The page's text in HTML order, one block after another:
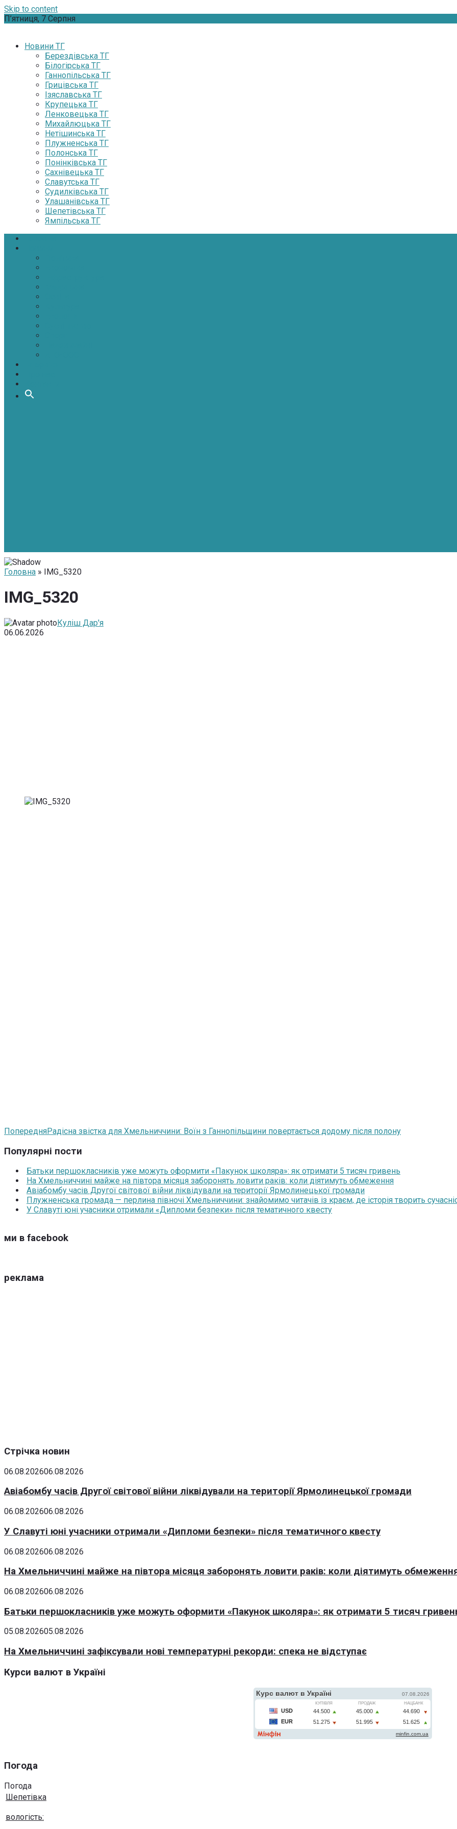
Skip to content
П’ятниця, 7 Серпня
Новини ТГ
Берездівська ТГ
Білогірська ТГ
Ганнопільська ТГ
Грицівська ТГ
Ізяславська ТГ
Крупецька ТГ
Ленковецька ТГ
Михайлюцька ТГ
Нетішинська ТГ
Плужненська ТГ
Полонська ТГ
Понінківська ТГ
Сахнівецька ТГ
Славутська ТГ
Судилківська ТГ
Улашанівська ТГ
Шепетівська ТГ
Ямпільська ТГ
Головна » IMG_5320
IMG_5320
Куліш Дар'я
06.06.2026
ПопередняРадісна звістка для Хмельниччини: Воїн з Ганнопільщини повертається додому після полону
Популярні пости
Батьки першокласників уже можуть оформити «Пакунок школяра»: як отримати 5 тисяч гривень
На Хмельниччині майже на півтора місяця заборонять ловити раків: коли діятимуть обмеження
Авіабомбу часів Другої світової війни ліквідували на території Ярмолинецької громади
Плужненська громада — перлина півночі Хмельниччини: знайомимо читачів із краєм, де історія творить
У Славуті юні учасники отримали «Дипломи безпеки» після тематичного квесту
ми в facebook
реклама
Стрічка новин
06.08.202606.08.2026
Авіабомбу часів Другої світової війни ліквідували на території Ярмолинецької громади
06.08.202606.08.2026
У Славуті юні учасники отримали «Дипломи безпеки» після тематичного квесту
06.08.202606.08.2026
На Хмельниччині майже на півтора місяця заборонять ловити раків: коли діятимуть
06.08.202606.08.2026
Батьки першокласників уже можуть оформити «Пакунок школяра»: як отримати 5 тисяч
05.08.202605.08.2026
На Хмельниччині зафіксували нові температурні рекорди: спека не відступає
Курси валют в Україні
Погода
Погода
Шепетівка
вологість: